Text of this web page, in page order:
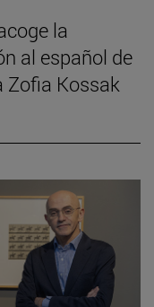
la
al español de
Zofia Kossak